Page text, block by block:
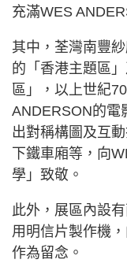
充滿WES
其中，荃灣南豐
的「香港主題區
區」，以上世紀
ANDERSON的電
出對稱構圖及互
下鐵⾞廂等，向
學」致敬。
此外，展區內設
用明信⽚製作機
作為留念。